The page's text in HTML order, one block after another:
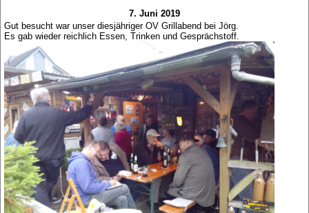
7. Juni 2019
Gut besucht war unser diesjähriger OV Grillabend bei Jörg.
Es gab wieder reichlich Essen, Trinken und Gesprächstoff.